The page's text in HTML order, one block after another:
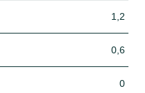
1,2
0,6
0